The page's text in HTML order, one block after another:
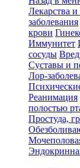
Лекарства
заболевания
крови
Иммунитет
сосуды
Суставы и
Лор-
Реанимация
полостью
Простуда,